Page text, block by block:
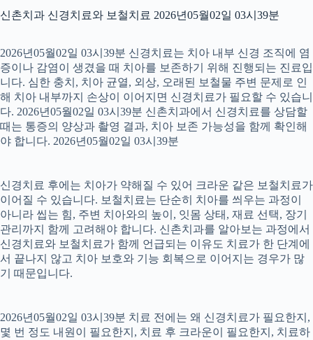
신촌치과 신경치료와 보철치료 2026년05월02일 03시39분
2026년05월02일 03시39분 신경치료는 치아 내부 신경 조직에 염
증이나 감염이 생겼을 때 치아를 보존하기 위해 진행되는 진료입
니다. 심한 충치, 치아 균열, 외상, 오래된 보철물 주변 문제로 인
해 치아 내부까지 손상이 이어지면 신경치료가 필요할 수 있습니
다. 2026년05월02일 03시39분 신촌치과에서 신경치료를 상담할
때는 통증의 양상과 촬영 결과, 치아 보존 가능성을 함께 확인해
야 합니다. 2026년05월02일 03시39분
신경치료 후에는 치아가 약해질 수 있어 크라운 같은 보철치료가
이어질 수 있습니다. 보철치료는 단순히 치아를 씌우는 과정이
아니라 씹는 힘, 주변 치아와의 높이, 잇몸 상태, 재료 선택, 장기
관리까지 함께 고려해야 합니다. 신촌치과를 알아보는 과정에서
신경치료와 보철치료가 함께 언급되는 이유도 치료가 한 단계에
서 끝나지 않고 치아 보호와 기능 회복으로 이어지는 경우가 많
기 때문입니다.
2026년05월02일 03시39분 치료 전에는 왜 신경치료가 필요한지,
몇 번 정도 내원이 필요한지, 치료 후 크라운이 필요한지, 치료하